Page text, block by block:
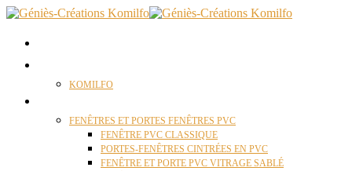
KOMILFO
FENÊTRES ET PORTES FENÊTRES PVC
FENÊTRE PVC CLASSIQUE
PORTES-FENÊTRES CINTRÉES EN PVC
FENÊTRE ET PORTE PVC VITRAGE SABLÉ